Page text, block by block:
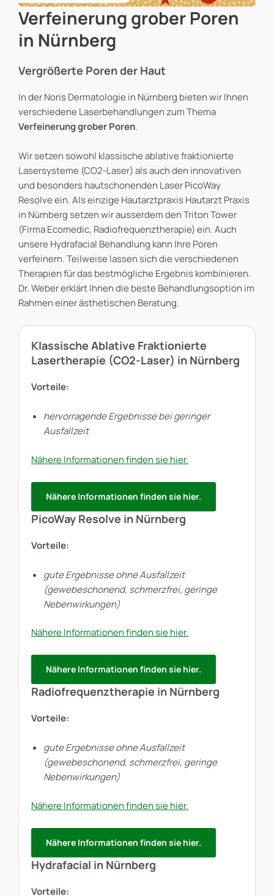
Verfeinerung grober Poren
in Nürnberg
Vergrößerte Poren der Haut
In der Noris Dermatologie in Nürnberg bieten wir Ihnen
verschiedene Laserbehandlungen zum Thema
Verfeinerung grober Poren.
Wir setzen sowohl klassische ablative fraktionierte
Lasersysteme (CO2-Laser) als auch den innovativen
und besonders hautschonenden Laser PicoWay
Resolve ein. Als einzige Hautarztpraxis Hautarzt Praxis
in Nürnberg setzen wir ausserdem den Triton Tower
(Firma Ecomedic, Radiofrequenztherapie) ein. Auch
unsere Hydrafacial Behandlung kann Ihre Poren
verfeinern. Teilweise lassen sich die verschiedenen
Therapien für das bestmögliche Ergebnis kombinieren.
Dr. Weber erklärt Ihnen die beste Behandlungsoption im
Rahmen einer ästhetischen Beratung.
Klassische Ablative Fraktionierte
Lasertherapie (CO2-Laser) in Nürnberg
Vorteile:
hervorragende Ergebnisse bei geringer
Ausfallzeit
Nähere Informationen finden sie hier.
Nähere Informationen finden sie hier.
PicoWay Resolve in Nürnberg
Vorteile:
gute Ergebnisse ohne Ausfallzeit
(gewebeschonend, schmerzfrei, geringe
Nebenwirkungen)
Nähere Informationen finden sie hier.
Nähere Informationen finden sie hier.
Radiofrequenztherapie in Nürnberg
Vorteile:
gute Ergebnisse ohne Ausfallzeit
(gewebeschonend, schmerzfrei, geringe
Nebenwirkungen)
Nähere Informationen finden sie hier.
Nähere Informationen finden sie hier.
Hydrafacial in Nürnberg
Vorteile: